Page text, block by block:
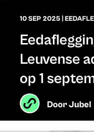
10 SEP 2025
Leuvense
op 1
DoorJubel